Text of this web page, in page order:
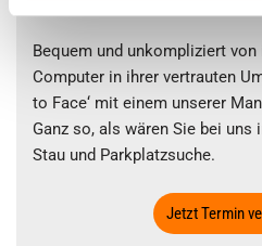
Bequem und unkompliziert
Computer in ihrer vertrauten
to Face‘ mit einem unserer
Ganz so, als wären Sie bei uns
Stau und Parkplatzsuche.
Jetzt Termin